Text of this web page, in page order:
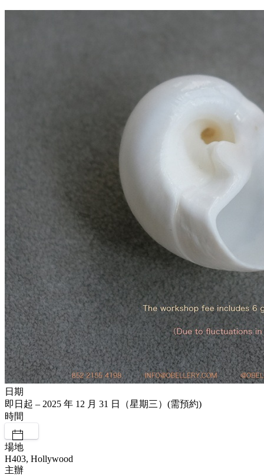
日期
即日起 – 2025 年 12 月 31 日（星期三）(需預約)
時間
場地
H403, Hollywood
主辦